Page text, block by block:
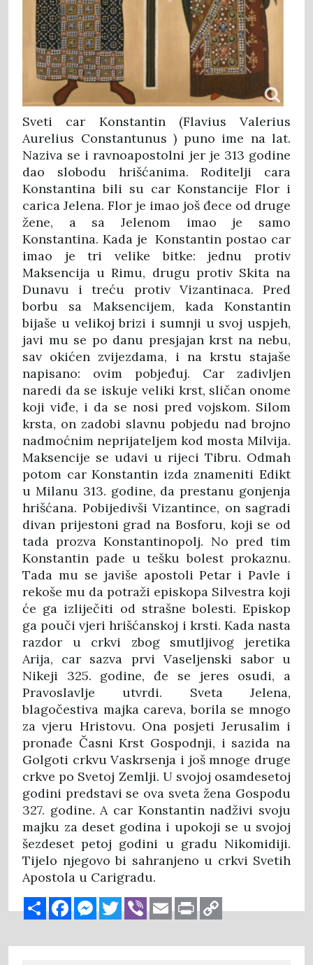
Sveti car Konstantin (Flavius Valerius
Aurelius Constantunus ) puno ime na lat.
Naziva se i ravnoapostolni jer je 313 godine
dao slobodu hrišćanima. Roditelji cara
Konstantina bili su car Konstancije Flor i
carica Jelena. Flor je imao još đece od druge
žene, a sa Jelenom imao je samo
Konstantina. Kada je Konstantin postao car
imao je tri velike bitke: jednu protiv
Maksencija u Rimu, drugu protiv Skita na
Dunavu i treću protiv Vizantinaca. Pred
borbu sa Maksencijem, kada Konstantin
bijaše u velikoj brizi i sumnji u svoj uspjeh,
javi mu se po danu presjajan krst na nebu,
sav okićen zvijezdama, i na krstu stajaše
napisano: ovim pobjeđuj. Car zadivljen
naredi da se iskuje veliki krst, sličan onome
koji viđe, i da se nosi pred vojskom. Silom
krsta, on zadobi slavnu pobjedu nad brojno
nadmoćnim neprijateljem kod mosta Milvija.
Maksencije se udavi u rijeci Tibru. Odmah
potom car Konstantin izda znameniti Edikt
u Milanu 313. godine, da prestanu gonjenja
hrišćana. Pobijedivši Vizantince, on sagradi
divan prijestoni grad na Bosforu, koji se od
tada prozva Konstantinopolj. No pred tim
Konstantin pade u tešku bolest prokaznu.
Tada mu se javiše apostoli Petar i Pavle i
rekoše mu da potraži episkopa Silvestra koji
će ga izliječiti od strašne bolesti. Episkop
ga pouči vjeri hrišćanskoj i krsti. Kada nasta
razdor u crkvi zbog smutljivog jeretika
Arija, car sazva prvi Vaseljenski sabor u
Nikeji 325. godine, đe se jeres osudi, a
Pravoslavlje utvrdi. Sveta Jelena,
blagočestiva majka careva, borila se mnogo
za vjeru Hristovu. Ona posjeti Jerusalim i
pronađe Časni Krst Gospodnji, i sazida na
Golgoti crkvu Vaskrsenja i još mnoge druge
crkve po Svetoj Zemlji. U svojoj osamdesetoj
godini predstavi se ova sveta žena Gospodu
327. godine. A car Konstantin nadživi svoju
majku za deset godina i upokoji se u svojoj
šezdeset petoj godini u gradu Nikomidiji.
Tijelo njegovo bi sahranjeno u crkvi Svetih
Apostola u Carigradu.
ShareFacebook
Messenger
Twitter
ViberEmailPrint
Link